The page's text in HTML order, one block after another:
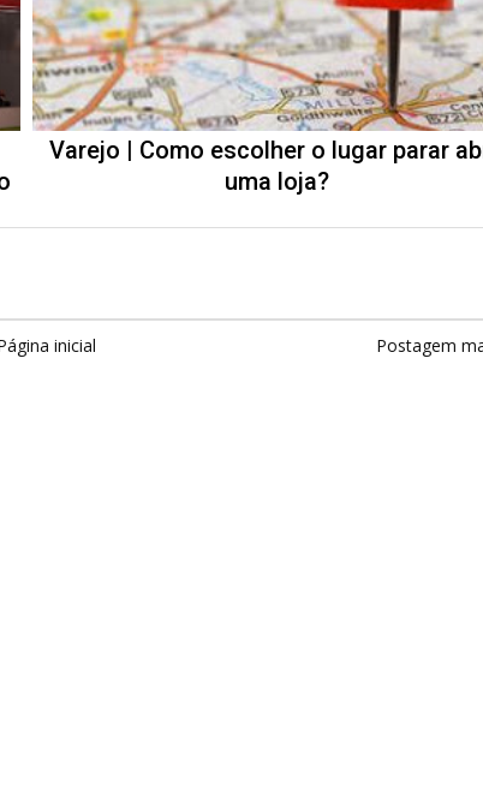
Varejo | Como escolher o lugar parar
uma loja?
inicial Postagem